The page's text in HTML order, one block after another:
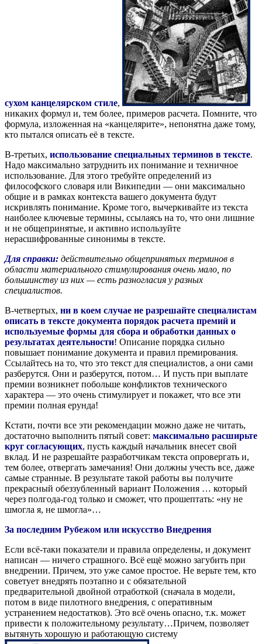
сухом канцелярском стиле,
никаких формул и, тем более, примеров расчета. Помните, что
формула, изложенная на «канцелярите», непонятна даже тому,
кто пытался описать её в тексте.
В-третьих, использование специальных терминов в тексте.
Надо максимально затруднить их понимание и техничное
использование. Для этого требуйте определений из
философского словаря или Википедии — они максимально
общие и в рамках контекста вашего документа будут
искривлять понимание. Кроме того, вычеркивайте из текста
наиболее ключевые термины, ссылаясь на то, что они лишние
и не общепринятые, и активно используйте
нерасшифрованные синонимы в тексте.
Для справки: действительно общепринятых терминов в
области материального стимулирования очень мало, по
большинству из них — есть разногласия у разных
специалистов.
В-четвертых, ни в коем случае не разрешайте специалистам
описать в тексте документа порядок расчета премий и
используемые формы для сбора и обработки данных о
результатах деятельности! Описание порядка сильно
повышает понимание документа и правил премирования.
Ссылайтесь на то, что это текст для специалистов, а они сами
разберутся. Они и разберутся, потом… И пусть при выплате
премии возникнет побольше конфликтов технического
характера — это очень стимулирует и покажет, что все эти
премии полная ерунда!
Кстати, почти все эти рекомендации можно даже не читать,
достаточно выполнить пятый совет: максимально расширьте
круг согласующих, пусть каждый начальник внесет свой
вклад. И не разрешайте разработчикам текста опровергать и,
тем более, отвергать замечания! Они должны учесть все, даже
самые странные. В результате такой работы вы получите
прекрасный обеззубленный вариант Положения … который
через полгода-год только и сможет, что прошептать: «ну не
шмогла я, не шмогла»…
За последним Рубежом или искусство Внедрения
Если всё-таки показатели и правила определены, и документ
написан — ничего страшного. Всё ещё можно загубить при
внедрении. Причем, это уже самое простое. Не верьте тем, кто
советует внедрять поэтапно и с обязательной
предварительной двойной отработкой (сначала в модели,
потом в виде пилотного внедрения, с оперативным
устранением недостатков). Это всё очень опасно, т.к. может
привести к положительному результату…Причем, позволяет
вытянуть хорошую и работающую систему